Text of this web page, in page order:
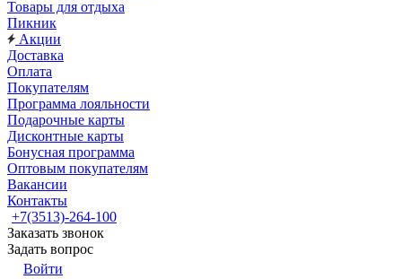
Товары для отдыха
Пикник
Акции
Доставка
Оплата
Покупателям
Программа лояльности
Подарочные карты
Дисконтные карты
Бонусная программа
Оптовым покупателям
Вакансии
Контакты
+7(3513)-264-100
Заказать звонок
Задать вопрос
Войти